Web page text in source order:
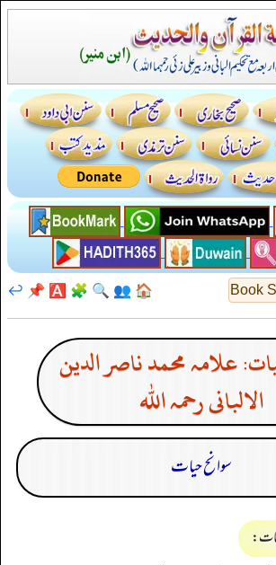
Book
🏠
👥
🔍
🧩
🅰️
📌
↩️
علامہ محمد ناصر الدین
الالبانی رحمہ اللہ
سوانح حیات​